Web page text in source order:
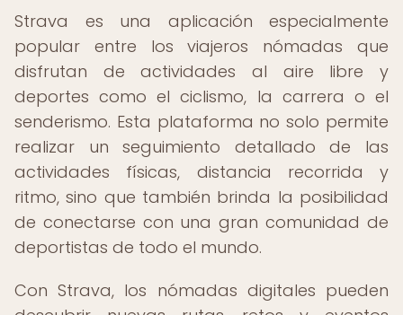
Strava es una aplicación especialmente
popular entre los viajeros nómadas que
disfrutan de actividades al aire libre y
deportes como el ciclismo, la carrera o el
senderismo. Esta plataforma no solo permite
realizar un seguimiento detallado de las
actividades físicas, distancia recorrida y
ritmo, sino que también brinda la posibilidad
de conectarse con una gran comunidad de
deportistas de todo el mundo.
Con Strava, los nómadas digitales pueden